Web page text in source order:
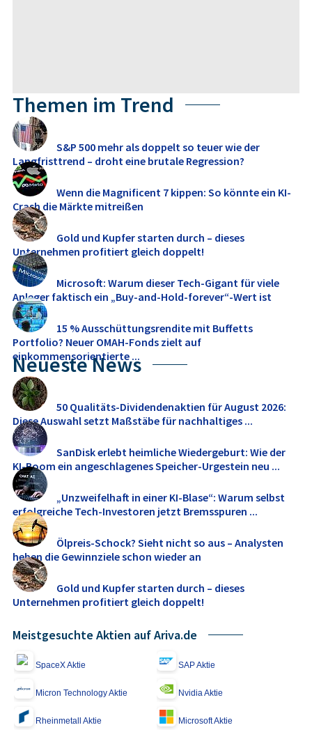
Themen im Trend
S&P 500 mehr als doppelt so teuer wie der
Langfristtrend – droht eine brutale Regression?
Wenn die Magnificent 7 kippen: So könnte ein KI-
Crash die Märkte mitreißen
Gold und Kupfer starten durch – dieses
Unternehmen profitiert gleich doppelt!
Microsoft: Warum dieser Tech-Gigant für viele
Anleger faktisch ein „Buy-and-Hold-forever“-Wert ist
15 % Ausschüttungsrendite mit Buffetts
Portfolio? Neuer OMAH-Fonds zielt auf
einkommensorientierte ...
Neueste News
50 Qualitäts-Dividendenaktien für August 2026:
Diese Auswahl setzt Maßstäbe für nachhaltiges ...
SanDisk erlebt heimliche Wiedergeburt: Wie der
KI-Boom ein angeschlagenes Speicher-Urgestein neu ...
„Unzweifelhaft in einer KI-Blase“: Warum selbst
erfolgreiche Tech-Investoren jetzt Bremsspuren ...
Ölpreis-Schock? Sieht nicht so aus – Analysten
heben die Gewinnziele schon wieder an
Gold und Kupfer starten durch – dieses
Unternehmen profitiert gleich doppelt!
Meistgesuchte Aktien auf Ariva.de
SpaceX Aktie SAP Aktie
Micron Technology Aktie Nvidia Aktie
Rheinmetall Aktie Microsoft Aktie